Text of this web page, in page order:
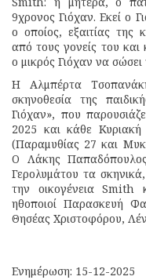
9χρονος Γιόχαν. Εκεί ο
ο οποίος, εξαιτίας της
από τους γονείς του και
ο μικρός Γιόχαν να
Η Αλμπέρτα
σκηνοθεσία της
Γιόχαν», που
2025 και κάθε
(Παραμυθίας 27 και
Ο Λάκης
Γερολυμάτου τα
την οικογένεια Smith
ηθοποιοί Παρασκευή
Θησέας Χριστοφόρου,
Ενημέρωση: 15-12-2025